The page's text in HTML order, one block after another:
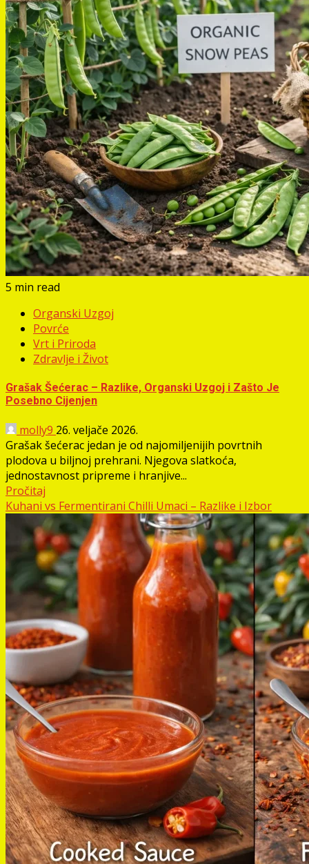
5 min read
Organski Uzgoj
Povrće
Vrt i Priroda
Zdravlje i Život
Grašak Šećerac – Razlike, Organski Uzgoj i Zašto Je
Posebno Cijenjen
molly9 26. veljače 2026.
Grašak šećerac jedan je od najomiljenijih povrtnih
plodova u biljnoj prehrani. Njegova slatkoća,
jednostavnost pripreme i hranjive...
Pročitaj
Kuhani vs Fermentirani Chilli Umaci – Razlike i Izbor